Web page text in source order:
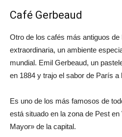
Café Gerbeaud
Otro de los cafés más antiguos
extraordinaria, un ambiente
mundial. Emil Gerbeaud, un
en 1884 y trajo el sabor de París a
Es uno de los más famosos de
está situado en la zona de Pest
Mayor» de la capital.